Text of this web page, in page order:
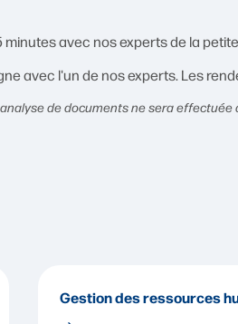
avec nos experts de la
avec l'un de nos experts. Les
de documents ne sera
Gestion des ressources